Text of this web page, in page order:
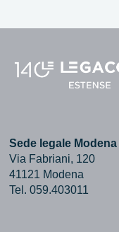
Sede legale Modena
Via Fabriani, 120
41121 Modena
Tel. 059.403011